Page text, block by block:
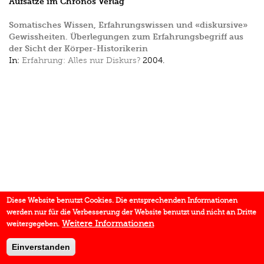
Somatisches Wissen, Erfahrungswissen und «diskursive»
Gewissheiten. Überlegungen zum Erfahrungsbegriff aus
der Sicht der Körper-Historikerin
In: Erfahrung: Alles nur Diskurs? 2004.
Diese Website benutzt Cookies. Die entsprechenden Informationen
werden nur für die Verbesserung der Website benutzt und nicht an Dritte
weitergegeben. Weitere Informationen
Einverstanden